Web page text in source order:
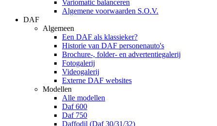
Variomatic balanceren
Algemene voorwaarden S.O.V.
DAF
Algemeen
Een DAF als klassieker?
Historie van DAF personenauto's
Brochure-, folder- en advertentiegalerij
Fotogalerij
Videogalerij
Externe DAF websites
Modellen
Alle modellen
Daf 600
Daf 750
Daffodil (Daf 30/31/32)